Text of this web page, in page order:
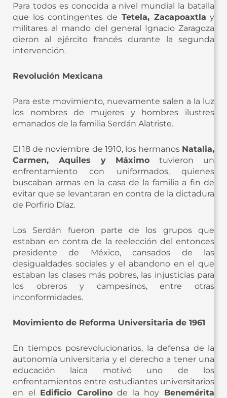
Para todos es conocida a nivel mundial la batalla
que los contingentes de Tetela, Zacapoaxtla y
militares al mando del general Ignacio Zaragoza
dieron al ejército francés durante la segunda
intervención.
Revolución Mexicana
Para este movimiento, nuevamente salen a la luz
los nombres de mujeres y hombres ilustres
emanados de la familia Serdán Alatriste.
El 18 de noviembre de 1910, los hermanos Natalia,
Carmen, Aquiles y Máximo tuvieron un
enfrentamiento con uniformados, quienes
buscaban armas en la casa de la familia a fin de
evitar que se levantaran en contra de la dictadura
de Porfirio Díaz.
Los Serdán fueron parte de los grupos que
estaban en contra de la reelección del entonces
presidente de México, cansados de las
desigualdades sociales y el abandono en el que
estaban las clases más pobres, las injusticias para
los obreros y campesinos, entre otras
inconformidades.
Movimiento de Reforma Universitaria de 1961
En tiempos posrevolucionarios, la defensa de la
autonomía universitaria y el derecho a tener una
educación laica motivó uno de los
enfrentamientos entre estudiantes universitarios
en el Edificio Carolinode la hoy Benemérita